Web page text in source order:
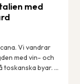
med
Vi vandrar
med vin- och
byar. Vi